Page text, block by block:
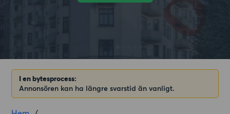
I en bytesprocess:
Annonsören kan ha längre svarstid än vanligt.